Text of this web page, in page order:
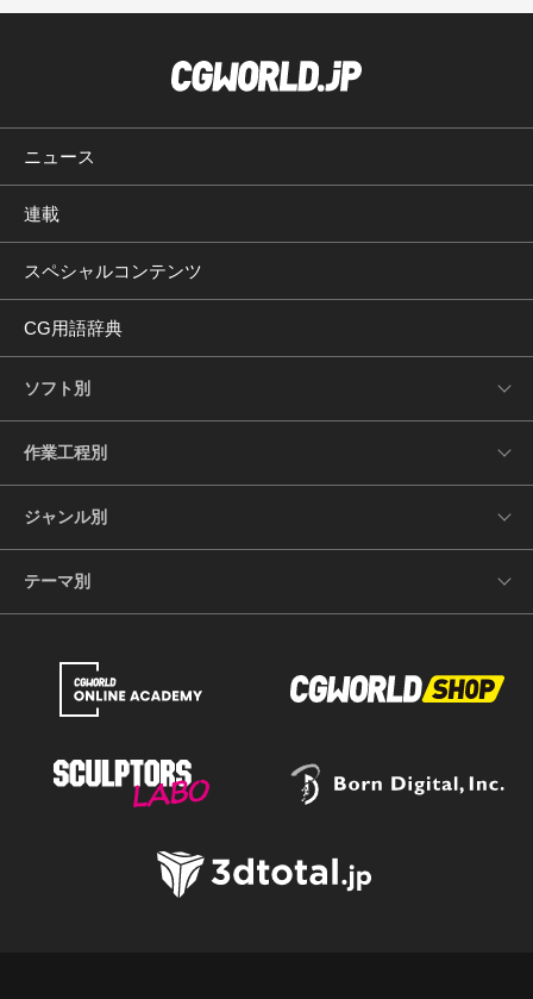
ニュース
連載
スペシャルコンテンツ
CG用語辞典
ソフト別
作業工程別
ジャンル別
テーマ別